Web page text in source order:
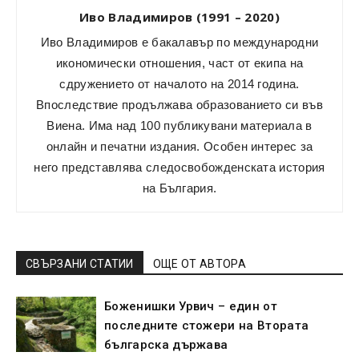
Иво Владимиров (1991 – 2020)
Иво Владимиров е бакалавър по международни
икономически отношения, част от екипа на
сдружението от началото на 2014 година.
Впоследствие продължава образованието си във
Виена. Има над 100 публикувани материала в
онлайн и печатни издания. Особен интерес за
него представлява следосвобожденската история
на България.
СВЪРЗАНИ СТАТИИ ОЩЕ ОТ АВТОРА
Боженишки Урвич – един от
последните стожери на Втората
българска държава